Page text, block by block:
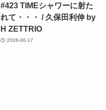
#423 TIMEシャワーに射た
れて・・・ / 久保田利伸 by
H ZETTRIO
2026-06-17